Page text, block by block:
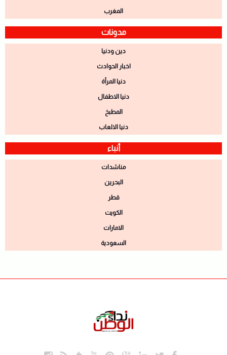
المغرب
مدونات
دين ودنيا
اخبار الحوادث
دنيا المرأة
دنيا الاطفال
المطبخ
دنيا الالعاب
أنباء
مناشدات
البحرين
قطر
الكويت
الامارات
السعودية